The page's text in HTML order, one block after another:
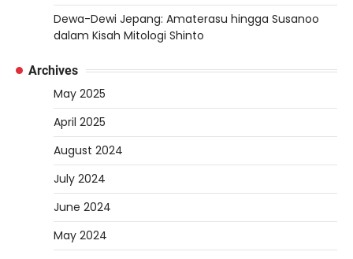
Dewa-Dewi Jepang: Amaterasu hingga Susanoo
dalam Kisah Mitologi Shinto
Archives
May 2025
April 2025
August 2024
July 2024
June 2024
May 2024